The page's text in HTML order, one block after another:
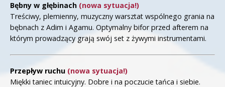
Bębny w głębinach (nowa sytuacja!)
Treściwy, plemienny, muzyczny warsztat wspólnego grania na
bębnach z Adim i Agamu. Optymalny bifor przed afterem na
którym prowadzący grają swój set z żywymi instrumentami.
Przepływ ruchu (nowa sytuacja!)
Miękki taniec intuicyjny. Dobre i na poczucie tańca i siebie.